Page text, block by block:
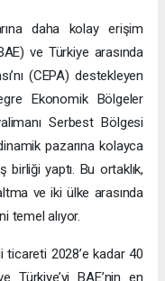
daha kolay erişim
ve Türkiye arasında
(CEPA) destekleyen
Ekonomik Bölgeler
Serbest Bölgesi
pazarına kolayca
yaptı. Bu ortaklık,
ve iki ülke arasında
temel alıyor.
ticareti 2028’e kadar 40
Türkiye’yi BAE’nin en